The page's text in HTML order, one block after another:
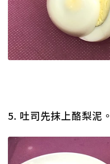
5. 吐司先抹上酪梨泥。